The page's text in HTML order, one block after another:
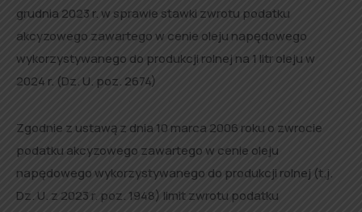
grudnia 2023 r. w sprawie stawki zwrotu podatku
akcyzowego zawartego w cenie oleju napędowego
wykorzystywanego do produkcji rolnej na 1 litr oleju w
2024 r. (Dz. U. poz. 2674)
Zgodnie z ustawą z dnia 10 marca 2006 roku o zwrocie
podatku akcyzowego zawartego w cenie oleju
napędowego wykorzystywanego do produkcji rolnej (t.j.
Dz. U. z 2023 r. poz. 1948) limit zwrotu podatku